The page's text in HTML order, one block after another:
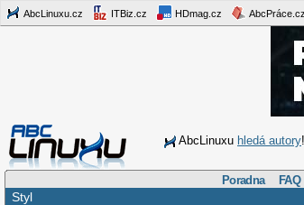
AbcLinuxu.cz ITBiz.cz HDmag.cz AbcPráce.cz
AbcLinuxu hledá autory!
Poradna FAQ
Styl